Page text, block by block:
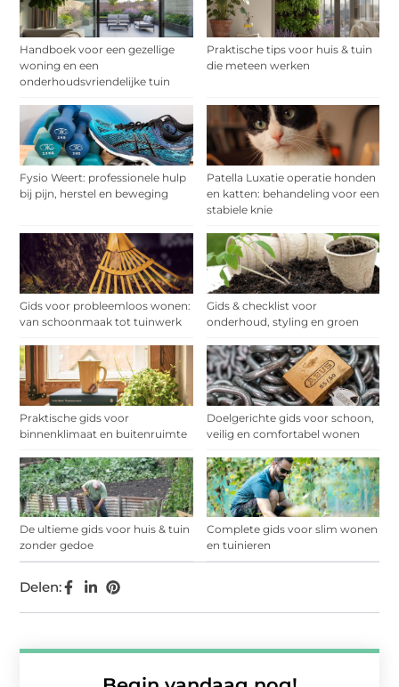
Handboek voor een gezellige
woning en een
onderhoudsvriendelijke tuin
Praktische tips voor huis & tuin
die meteen werken
Fysio Weert: professionele hulp
bij pijn, herstel en beweging
Patella Luxatie operatie honden
en katten: behandeling voor een
stabiele knie
Gids voor probleemloos wonen:
van schoonmaak tot tuinwerk
Gids & checklist voor
onderhoud, styling en groen
Praktische gids voor
binnenklimaat en buitenruimte
Doelgerichte gids voor schoon,
veilig en comfortabel wonen
De ultieme gids voor huis & tuin
zonder gedoe
Complete gids voor slim wonen
en tuinieren
Delen: